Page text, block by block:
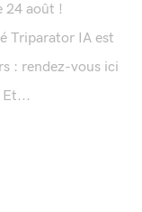
24 août !
Triparator IA est
: rendez-vous ici
Et...